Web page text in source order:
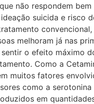
não respondem
suicida e risco
melhoram já nas
o efeito máximo
Como a
muitos fatores
como a serotonina
em